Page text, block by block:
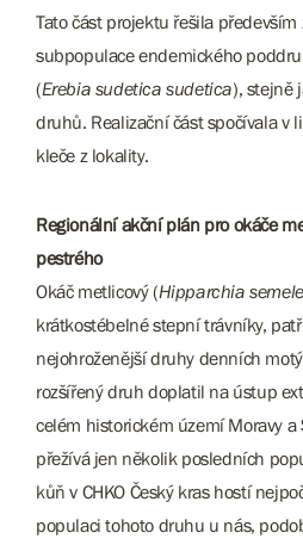
Tato část projektu řešila
subpopulace endemického
(Erebia sudetica sudetica), stejně
druhů. Realizační část spočívala v
kleče z lokality.
Regionální akční plán pro okáče
pestrého
​​​​​​​Okáč metlicový (Hipparchia semele
krátkostébelné stepní trávníky,
nejohroženější druhy denních
rozšířený druh doplatil na ústup
celém historickém území Moravy a
přežívá jen několik posledních
kůň v CHKO Český kras hostí
populaci tohoto druhu u nás,